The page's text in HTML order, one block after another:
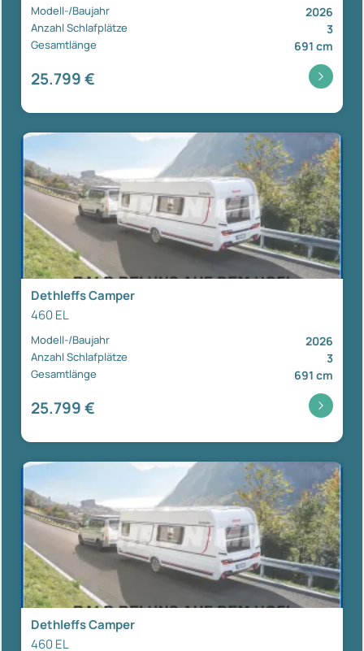
Modell-/Baujahr 2026
Anzahl Schlafplätze 3
Gesamtlänge 691 cm
25.799 €
Dethleffs Camper
460 EL
Modell-/Baujahr 2026
Anzahl Schlafplätze 3
Gesamtlänge 691 cm
25.799 €
Dethleffs Camper
460 EL